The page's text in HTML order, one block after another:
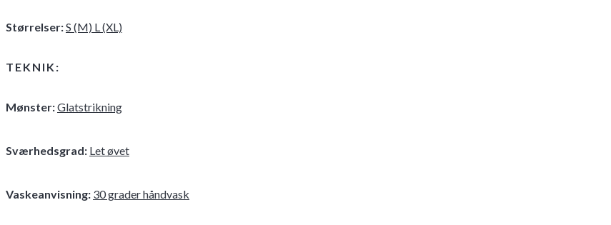
Størrelser:S (M) L (XL)
TEKNIK:
Mønster:Glatstrikning
Sværhedsgrad: Let øvet
Vaskeanvisning: 30 grader håndvask